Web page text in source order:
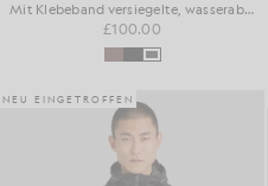
Mit Klebeband versiegelte, wasserabweisende Kapuzenjacke
£100.00
NEU EINGETROFFEN